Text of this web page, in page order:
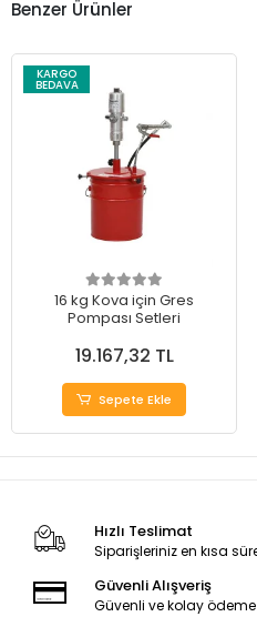
Benzer Ürünler
KARGO
BEDAVA
16 kg Kova için Gres
Pompası Setleri
19.167,32 TL
Sepete Ekle
Hızlı Teslimat
Siparişleriniz en kısa
Güvenli Alışveriş
Güvenli ve kolay